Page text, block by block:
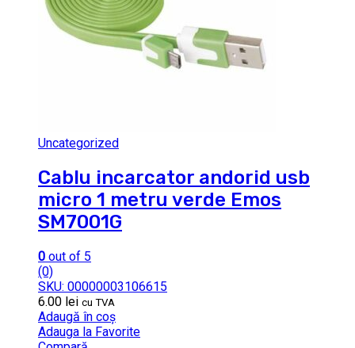
Uncategorized
Cablu incarcator andorid usb
micro 1 metru verde Emos
SM7001G
0 out of 5
(0)
SKU: 00000003106615
6.00 lei cu TVA
Adaugă în coș
Adauga la Favorite